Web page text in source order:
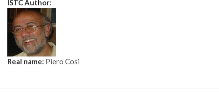
ISTC Author:
Real name: Piero Cosi